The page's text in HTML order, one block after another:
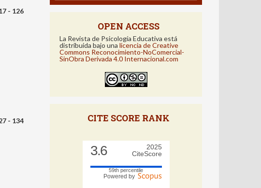
- 126
- 134
OPEN ACCESS
La Revista de Psicología Educativa está
distribuida bajo una licencia de Creative
Commons Reconocimiento-NoComercial-
SinObra Derivada 4.0 Internacional.com
CITE SCORE RANK
3.6
2025
CiteScore
59th percentile
Powered by